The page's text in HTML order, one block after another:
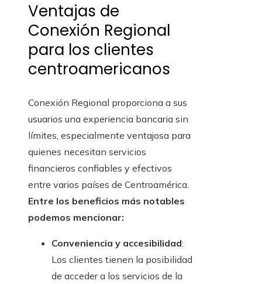
Ventajas de
Conexión Regional
para los clientes
centroamericanos
Conexión Regional proporciona a sus
usuarios una experiencia bancaria sin
límites, especialmente ventajosa para
quienes necesitan servicios
financieros confiables y efectivos
entre varios países de Centroamérica.
Entre los beneficios más notables
podemos mencionar:
Conveniencia y accesibilidad:
Los clientes tienen la posibilidad
de acceder a los servicios de la